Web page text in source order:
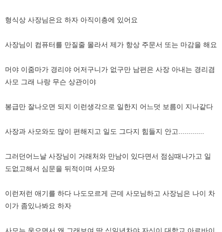
형식상 사장님은요 하자 아직이층에 있어요
사장님이 컴퓨터를 만질줄 몰라서 제가 항상 주문서 또는 마감을 해요
머야 이줌마가 경리야 어저구니가 없구만 남편은 사장 아내는 경리겸
사모 그래 나랑 무슨 상관이야
봉급만 잘나오면 되지 이런생각으로 일한지 어느덧 보름이 지나같다
사장과 사모와도 많이 편해지고 일도 그다지 힘들지 안고.............
그러던어느날 사장님이 거래처와 만남이 있다면서 점심때나가고 일
도없고해서 심문을 뒤적이며 사모와
이런저런 애기를 하다 나도모르게 근데 사모님하고 사장님은 나이 차
이가 좀있나봐요 하자